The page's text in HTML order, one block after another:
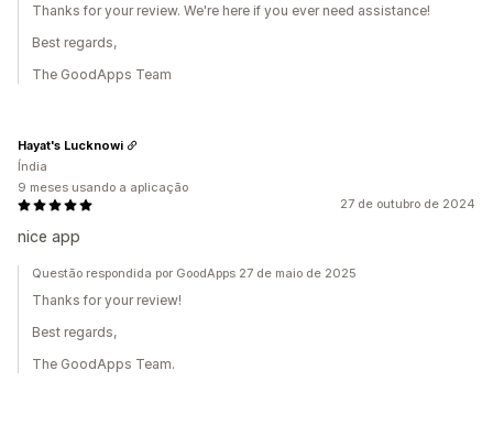
Thanks for your review. We're here if you ever need assistance!
Best regards,
The GoodApps Team
27 de outubro de 2024
nice app
Hayat's Lucknowi
Índia
9 meses usando a aplicação
Questão respondida por GoodApps 27 de maio de 2025
Thanks for your review!
Best regards,
The GoodApps Team.